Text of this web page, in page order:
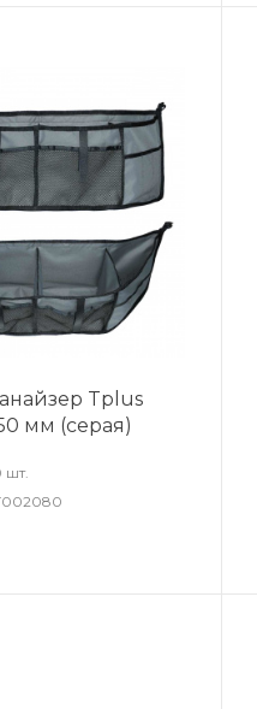
Tplus
мм (серая)
шт.